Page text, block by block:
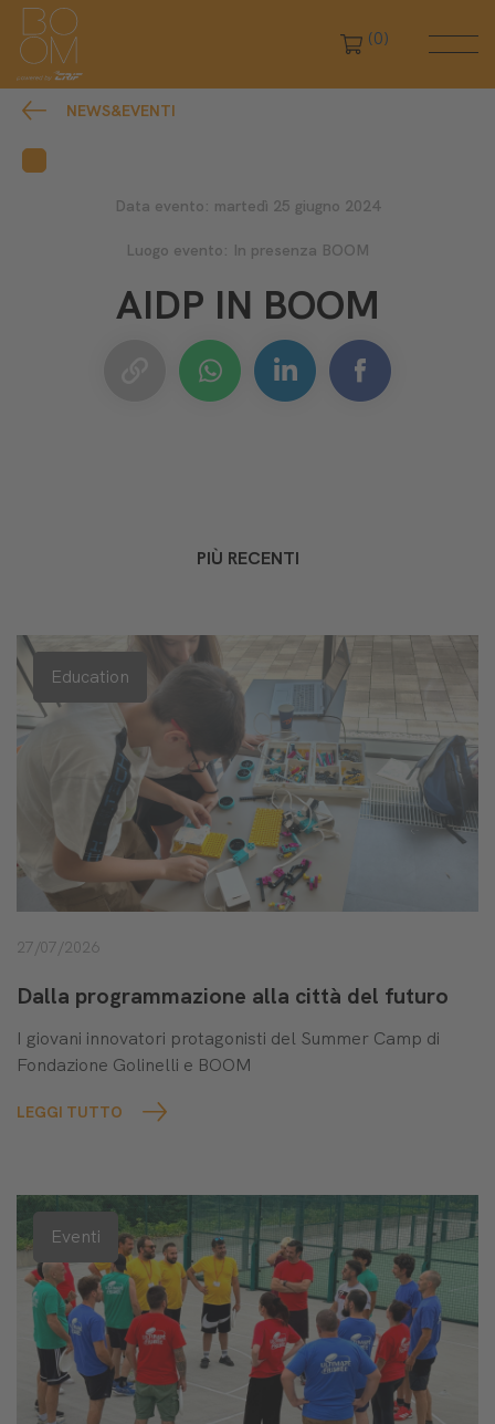
(0)
NEWS&EVENTI
Data evento: martedì 25 giugno 2024
Luogo evento: In presenza BOOM
AIDP IN BOOM
PIÙ RECENTI
Education
27/07/2026
Dalla programmazione alla città del futuro
I giovani innovatori protagonisti del Summer Camp di
Fondazione Golinelli e BOOM
LEGGI TUTTO
Eventi